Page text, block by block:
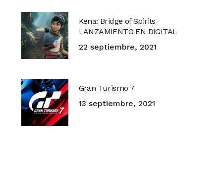
Kena: Bridge of Spirits
LANZAMIENTO EN DIGITAL
22 septiembre, 2021
Gran Turismo 7
13 septiembre, 2021